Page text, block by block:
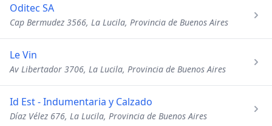
Oditec SA
Cap Bermudez 3566, La Lucila, Provincia de Buenos Aires
Le Vin
Av Libertador 3706, La Lucila, Provincia de Buenos Aires
Id Est - Indumentaria y Calzado
Díaz Vélez 676, La Lucila, Provincia de Buenos Aires